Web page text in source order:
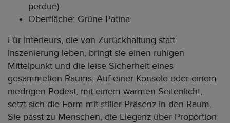
perdue)
Oberfläche: Grüne Patina
Für Interieurs, die von Zurückhaltung statt
Inszenierung leben, bringt sie einen ruhigen
Mittelpunkt und die leise Sicherheit eines
gesammelten Raums. Auf einer Konsole oder einem
niedrigen Podest, mit einem warmen Seitenlicht,
setzt sich die Form mit stiller Präsenz in den Raum.
Sie passt zu Menschen, die Eleganz über Proportion